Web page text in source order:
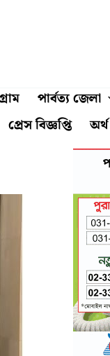
পার্বত্য জেলা
প্রেস বিজ্ঞপ্তি